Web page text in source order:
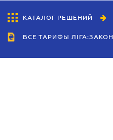
КАТАЛОГ РЕШЕНИЙ
ВСЕ ТАРИФЫ ЛІГА:ЗАКОН